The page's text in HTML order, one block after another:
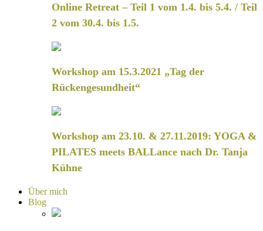
Online Retreat – Teil 1 vom 1.4. bis 5.4. / Teil
2 vom 30.4. bis 1.5.
Workshop am 15.3.2021 „Tag der
Rückengesundheit“
Workshop am 23.10. & 27.11.2019: YOGA &
PILATES meets BALLance nach Dr. Tanja
Kühne
Über mich
Blog